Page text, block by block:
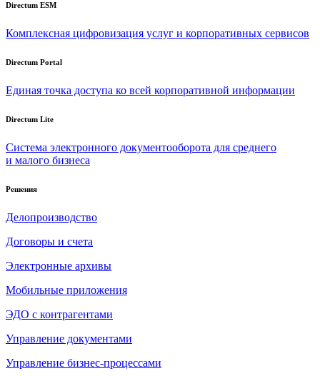
Directum ESM
Комплексная цифровизация услуг и корпоративных сервисов
Directum Portal
Единая точка доступа ко всей корпоративной информации
Directum Lite
Система электронного документооборота для среднего
и малого бизнеса
Решения
Делопроизводство
Договоры и счета
Электронные архивы
Мобильные приложения
ЭДО с контрагентами
Управление документами
Управление бизнес-процессами